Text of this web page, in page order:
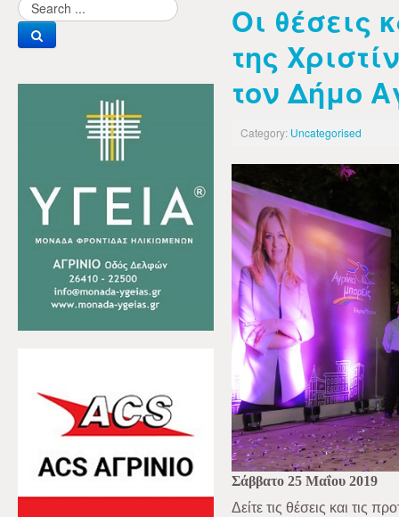
Οι θέσεις
της
τον Δήμο
Category: Uncategorised
Σάββατο 25 Μαΐου 2019
Δείτε τις θέσεις και τις